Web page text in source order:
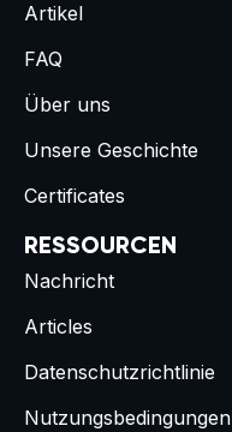
Artikel
FAQ
Über uns
Unsere Geschichte
Certificates
RESSOURCEN
Nachricht
Articles
Datenschutzrichtlinie
Nutzungsbedingungen